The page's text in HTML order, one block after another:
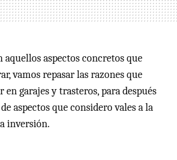
aquellos aspectos concretos que
vamos repasar las razones que
garajes y trasteros, para después
aspectos que considero vales a la
inversión.